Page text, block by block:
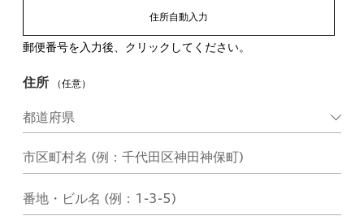
住所自動入力
郵便番号を入力後、クリックしてください。
住所 （任意）
市区町村名 (例：千代田区神田神保町)
番地・ビル名 (例：1-3-5)